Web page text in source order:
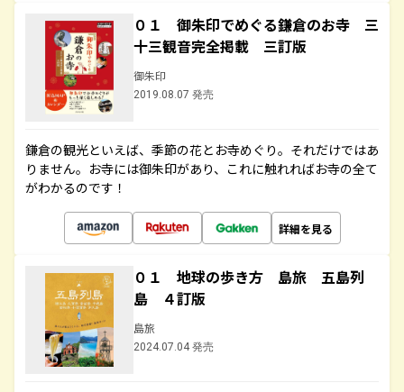
０１ 御朱印でめぐる鎌倉のお寺 三
十三観音完全掲載 三訂版
御朱印
2019.08.07 発売
鎌倉の観光といえば、季節の花とお寺めぐり。それだけではあ
りません。お寺には御朱印があり、これに触れればお寺の全て
がわかるのです！
詳細を見る
０１ 地球の歩き方 島旅 五島列
島 ４訂版
島旅
2024.07.04 発売